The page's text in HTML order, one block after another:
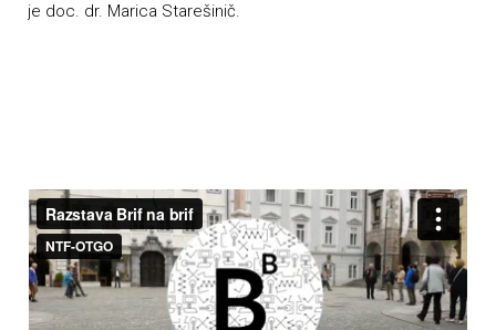
je doc. dr. Marica Starešinič.